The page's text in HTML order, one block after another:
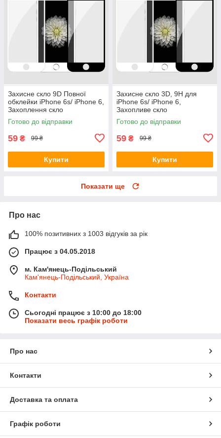
Захисне скло 9D Повної
обклейки iPhone 6s/ iPhone 6,
Захоплення скло
Готово до відправки
59 ₴ 99 ₴
Купити
Захисне скло 3D, 9H для
iPhone 6s/ iPhone 6,
Захопливе скло
Готово до відправки
59 ₴ 99 ₴
Купити
Показати ще
Про нас
100% позитивних з 1003 відгуків за рік
Працює з 04.05.2018
м. Кам'янець-Подільський
Кам'янець-Подільський, Україна
Контакти
Сьогодні працює з 10:00 до 18:00
Показати весь графік роботи
Про нас
Контакти
Доставка та оплата
Графік роботи